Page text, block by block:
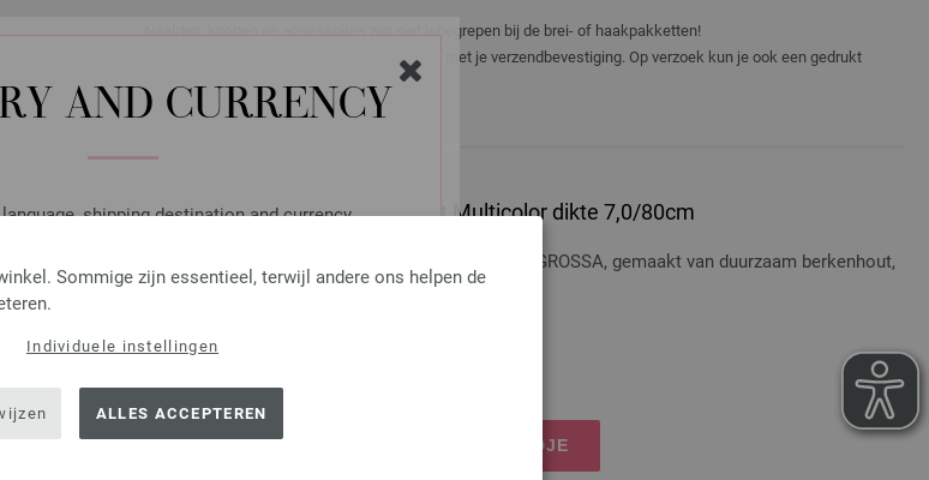
AND CURRENCY
shipping destination and currency.
TO
- The United States of America
Sommige zijn essentieel, terwijl andere ons helpen de
Individuele instellingen
ALLES ACCEPTEREN
Naalden, knopen en accessoires zijn niet inbegrepen bij de brei- of haakpakketten!
Je ontvangt het breipatroon gratis per e-mail met je verzendbevestiging. Op verzoek kun je ook een gedrukt
exemplaar ontvangen.
Rondbreinaalden Designer Hout Multicolor dikte 7,0/80cm
Rondbreinaalden designer hout Multicolor LANA GROSSA, gemaakt van duurzaam berkenhout,
pendikte 7,0 lengte 80cm
11,29 $
IN MIJN WINKELMANDJE